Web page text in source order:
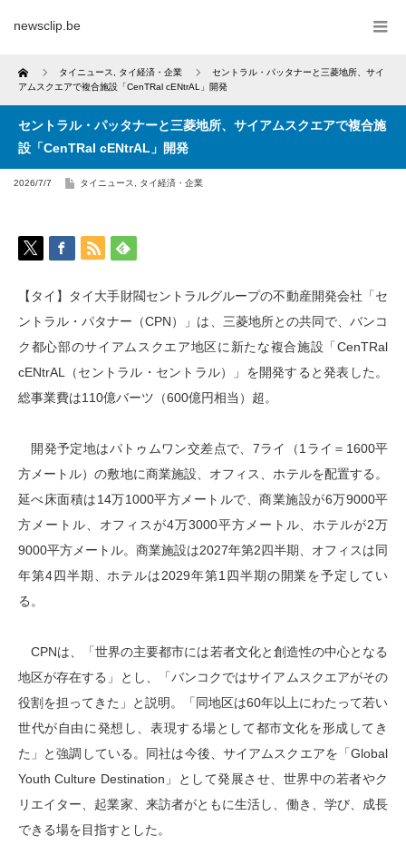
newsclip.be
Home タイニュース タイ経済・企業
セントラル・パッタナーと三菱地所、サイ
アムスクエアで複合施設「CenTRal cENtrAL」開発
セントラル・パッタナーと三菱地所、サイアムスクエアで複合施
設「CenTRal cENtrAL」開発
2026/7/7 タイニュース タイ経済・企業
【タイ】タイ大手財閥セントラルグループの不動産開発会社「セ
ントラル・パタナー（CPN）」は、三菱地所との共同で、バンコ
ク都心部のサイアムスクエア地区に新たな複合施設「CenTRal
cENtrAL（セントラル・セントラル）」を開発すると発表した。
総事業費は110億バーツ（600億円相当）超。
開発予定地はパトゥムワン交差点で、7ライ（1ライ＝1600平
方メートル）の敷地に商業施設、オフィス、ホテルを配置する。
延べ床面積は14万1000平方メートルで、商業施設が6万9000平
方メートル、オフィスが4万3000平方メートル、ホテルが2万
9000平方メートル。商業施設は2027年第2四半期、オフィスは同
年第4四半期、ホテルは2029年第1四半期の開業を予定してい
る。
CPNは、「世界の主要都市には若者文化と創造性の中心となる
地区が存在する」とし、「バンコクではサイアムスクエアがその
役割を担ってきた」と説明。「同地区は60年以上にわたって若い
世代が自由に発想し、表現する場として都市文化を形成してき
た」と強調している。同社は今後、サイアムスクエアを「Global
Youth Culture Destination」として発展させ、世界中の若者やク
リエイター、起業家、来訪者がともに生活し、働き、学び、成長
できる場を目指すとした。